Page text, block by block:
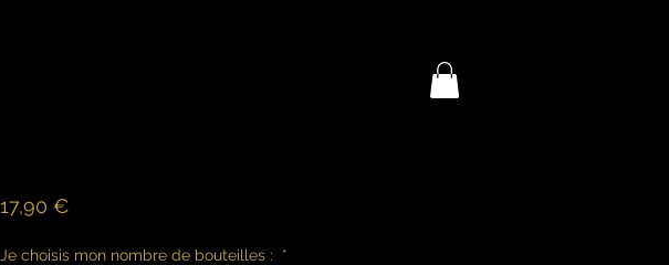
17,90 €Prix
Je choisis mon nombre de bouteilles : *